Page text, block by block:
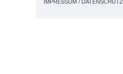
IMPRESSUM / DATENSCHUTZ